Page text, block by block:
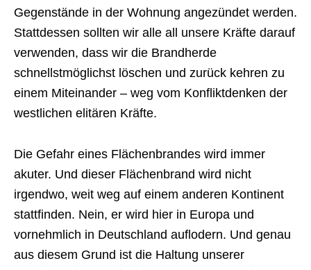
Gegenstände in der Wohnung angezündet werden.
Stattdessen sollten wir alle all unsere Kräfte darauf
verwenden, dass wir die Brandherde
schnellstmöglichst löschen und zurück kehren zu
einem Miteinander – weg vom Konfliktdenken der
westlichen elitären Kräfte.
Die Gefahr eines Flächenbrandes wird immer
akuter. Und dieser Flächenbrand wird nicht
irgendwo, weit weg auf einem anderen Kontinent
stattfinden. Nein, er wird hier in Europa und
vornehmlich in Deutschland auflodern. Und genau
aus diesem Grund ist die Haltung unserer